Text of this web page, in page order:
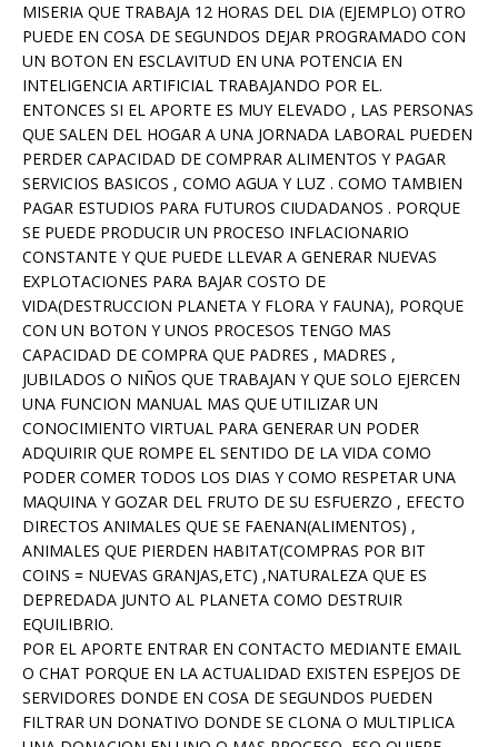
MISERIA QUE TRABAJA 12 HORAS DEL DIA (EJEMPLO) OTRO
PUEDE EN COSA DE SEGUNDOS DEJAR PROGRAMADO CON
UN BOTON EN ESCLAVITUD EN UNA POTENCIA EN
INTELIGENCIA ARTIFICIAL TRABAJANDO POR EL.
ENTONCES SI EL APORTE ES MUY ELEVADO , LAS PERSONAS
QUE SALEN DEL HOGAR A UNA JORNADA LABORAL PUEDEN
PERDER CAPACIDAD DE COMPRAR ALIMENTOS Y PAGAR
SERVICIOS BASICOS , COMO AGUA Y LUZ . COMO TAMBIEN
PAGAR ESTUDIOS PARA FUTUROS CIUDADANOS . PORQUE
SE PUEDE PRODUCIR UN PROCESO INFLACIONARIO
CONSTANTE Y QUE PUEDE LLEVAR A GENERAR NUEVAS
EXPLOTACIONES PARA BAJAR COSTO DE
VIDA(DESTRUCCION PLANETA Y FLORA Y FAUNA), PORQUE
CON UN BOTON Y UNOS PROCESOS TENGO MAS
CAPACIDAD DE COMPRA QUE PADRES , MADRES ,
JUBILADOS O NIÑOS QUE TRABAJAN Y QUE SOLO EJERCEN
UNA FUNCION MANUAL MAS QUE UTILIZAR UN
CONOCIMIENTO VIRTUAL PARA GENERAR UN PODER
ADQUIRIR QUE ROMPE EL SENTIDO DE LA VIDA COMO
PODER COMER TODOS LOS DIAS Y COMO RESPETAR UNA
MAQUINA Y GOZAR DEL FRUTO DE SU ESFUERZO , EFECTO
DIRECTOS ANIMALES QUE SE FAENAN(ALIMENTOS) ,
ANIMALES QUE PIERDEN HABITAT(COMPRAS POR BIT
COINS = NUEVAS GRANJAS,ETC) ,NATURALEZA QUE ES
DEPREDADA JUNTO AL PLANETA COMO DESTRUIR
EQUILIBRIO.
POR EL APORTE ENTRAR EN CONTACTO MEDIANTE EMAIL
O CHAT PORQUE EN LA ACTUALIDAD EXISTEN ESPEJOS DE
SERVIDORES DONDE EN COSA DE SEGUNDOS PUEDEN
FILTRAR UN DONATIVO DONDE SE CLONA O MULTIPLICA